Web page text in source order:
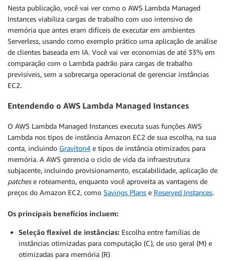
Nesta publicação, você vai ver como o AWS Lambda Managed
Instances viabiliza cargas de trabalho com uso intensivo de
memória que antes eram difíceis de executar em ambientes
Serverless, usando como exemplo prático uma aplicação de análise
de clientes baseada em IA. Você vai ver economias de até 33% em
comparação com o Lambda padrão para cargas de trabalho
previsíveis, sem a sobrecarga operacional de gerenciar instâncias
EC2.
Entendendo o AWS Lambda Managed Instances
O AWS Lambda Managed Instances executa suas funções AWS
Lambda nos tipos de instância Amazon EC2 de sua escolha, na sua
conta, incluindo Graviton4 e tipos de instância otimizados para
memória. A AWS gerencia o ciclo de vida da infraestrutura
subjacente, incluindo provisionamento, escalabilidade, aplicação de
patchese roteamento, enquanto você aproveita as vantagens de
preços do Amazon EC2, como Savings Plans e Reserved Instances.
Os principais benefícios incluem:
Seleção flexível de instâncias: Escolha entre famílias de
instâncias otimizadas para computação (C), de uso geral (M) e
otimizadas para memória (R)